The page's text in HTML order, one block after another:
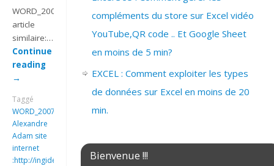
WORD_2007_INSERER_SAUT_DE_PAGE
article
similaire:…
Continue
reading
→
Taggé
WORD_2007_INSERER_SAUT_DE_PAGE
Alexandre
Adam site
internet
:http://ingideo.sharepoint.com
compléments du store sur Excel vidéo
YouTube,QR code .. Et Google Sheet
en moins de 5 min?
EXCEL : Comment exploiter les types
de données sur Excel en moins de 20
min.
Bienvenue !!!